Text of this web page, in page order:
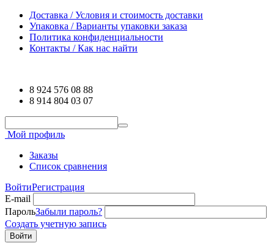
Доставка / Условия и стоимость доставки
Упаковка / Варианты упаковки заказа
Политика конфиденциальности
Контакты / Как нас найти
8 924 576 08 88
8 914 804 03 07
Мой профиль
Заказы
Список сравнения
ВойтиРегистрация
E-mail
ПарольЗабыли пароль?
Создать учетную запись
Войти